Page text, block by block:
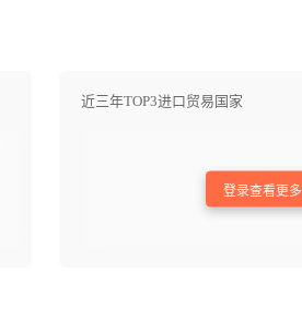
近三年TOP3进口贸易国家
登录查看更多